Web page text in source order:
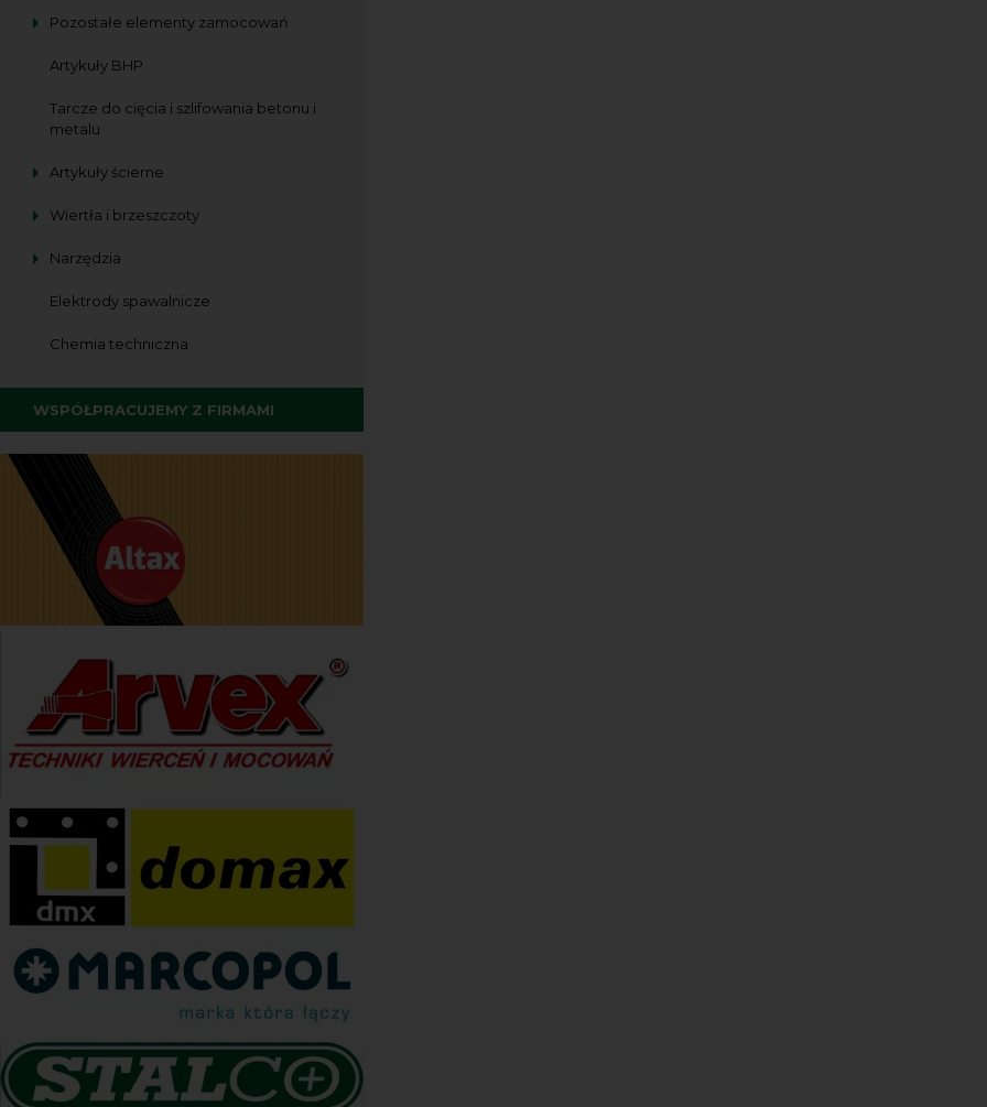
Pozostałe elementy zamocowań
Artykuły BHP
Tarcze do cięcia i szlifowania betonu i
metalu
Artykuły ścierne
Wiertła i brzeszczoty
Narzędzia
Elektrody spawalnicze
Chemia techniczna
WSPÓŁPRACUJEMY Z FIRMAMI